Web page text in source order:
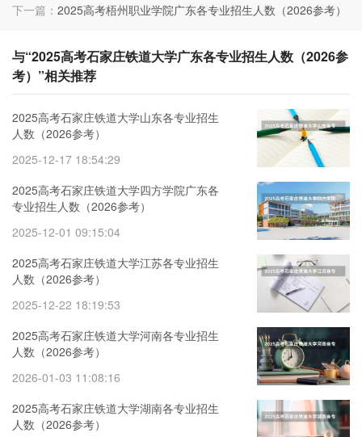
下一篇： 2025高考梧州职业学院广东各专业招生人数（2026参考）
与“2025高考石家庄铁道大学广东各专业招生人数（2026参
考）”相关推荐
2025高考石家庄铁道大学山东各专业招生
人数（2026参考）
2025-12-17 18:54:29
2025高考石家庄铁道大学四方学院广东各
专业招生人数（2026参考）
2025-12-01 09:15:04
2025高考石家庄铁道大学江苏各专业招生
人数（2026参考）
2025-12-22 18:19:53
2025高考石家庄铁道大学河南各专业招生
人数（2026参考）
2026-01-03 11:08:16
2025高考石家庄铁道大学湖南各专业招生
人数（2026参考）